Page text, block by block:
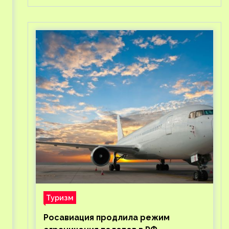
Туризм
Росавиация продлила режим